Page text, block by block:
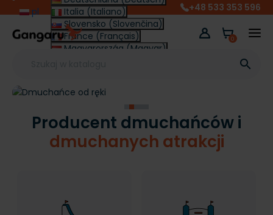
pl
Italia (Italiano)
Slovensko (Slovenčina)
France (Français)
Magyarország (Magyar)
+48 533 353 596

0
Producent dmuchańców i
dmuchanych atrakcji